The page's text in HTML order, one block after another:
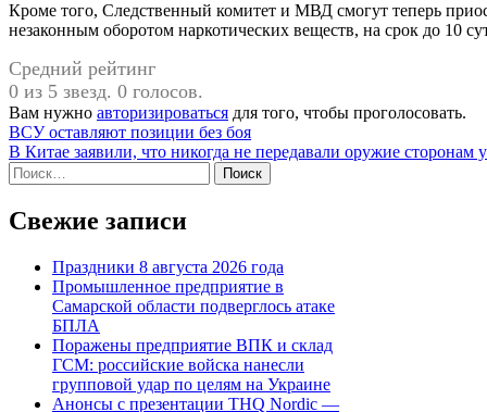
Кроме того, Следственный комитет и МВД смогут теперь
незаконным оборотом наркотических веществ, на срок до 10
Средний рейтинг
0 из 5 звезд. 0 голосов.
Вам нужно авторизироваться для того, чтобы проголосовать.
Навигация
по
записям
ВСУ оставляют позиции без боя
В Китае заявили, что никогда не передавали оружие сторонам
Найти:
Свежие записи
Праздники 8 августа 2026 года
Промышленное предприятие в
Самарской области подверглось атаке
БПЛА
Поражены предприятие ВПК и склад
ГСМ: российские войска нанесли
групповой удар по целям на Украине
Анонсы с презентации THQ Nordic —